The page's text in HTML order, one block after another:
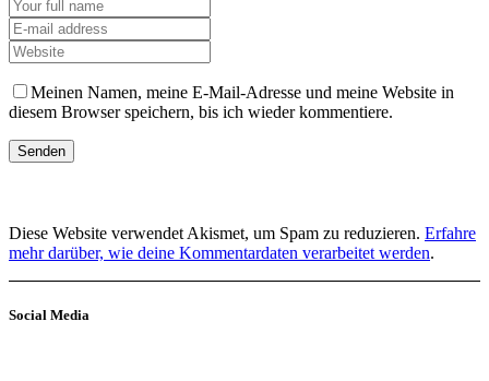
Meinen Namen, meine E-Mail-Adresse und meine Website in
diesem Browser speichern, bis ich wieder kommentiere.
Diese Website verwendet Akismet, um Spam zu reduzieren. Erfahre
mehr darüber, wie deine Kommentardaten verarbeitet werden.
Social Media